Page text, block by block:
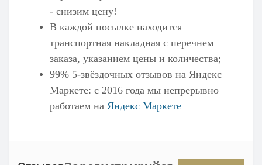
- снизим цену!
В каждой посылке находится
транспортная накладная с перечнем
заказа, указанием цены и количества;
99% 5-звёздочных отзывов на Яндекс
Маркете: с 2016 года мы непрерывно
работаем на Яндекс Маркете